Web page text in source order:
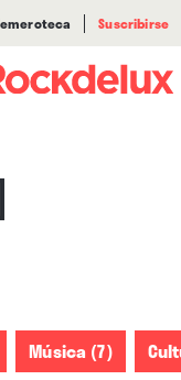
Suscribirse
Música (7)